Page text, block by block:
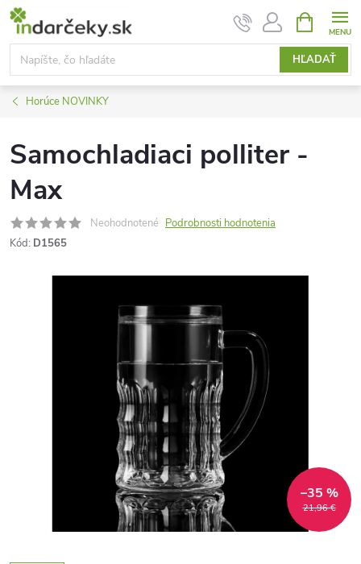
Prejsť
obsah
HĽADAŤ
KOŠÍK
Horúce NOVINKY
Samochladiaci polliter -
Max
Neohodnotené Podrobnosti hodnotenia
Kód: D1565
21,96 €
–35 %